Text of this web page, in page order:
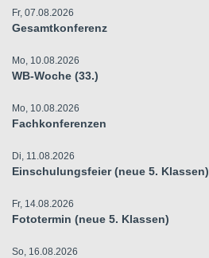
Fr, 07.08.2026
Gesamtkonferenz
Mo, 10.08.2026
WB-Woche (33.)
Mo, 10.08.2026
Fachkonferenzen
Di, 11.08.2026
Einschulungsfeier (neue 5. Klassen)
Fr, 14.08.2026
Fototermin (neue 5. Klassen)
So, 16.08.2026